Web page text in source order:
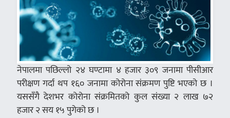
नेपालमा पछिल्लो २४ घण्टामा ४ हजार ३०९ जनामा पीसीआर
परीक्षण गर्दा थप १६० जनामा कोरोना संक्रमण पुष्टि भएको छ ।
यससँगै देशभर कोरोना संक्रमितको कुल संख्या २ लाख ७२
हजार २ सय १५ पुगेको छ ।